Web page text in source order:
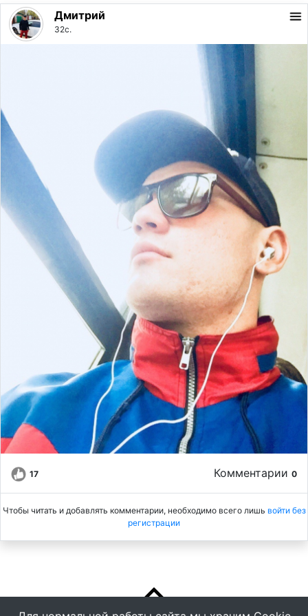
Дмитрий
32с.
17 Комментарии 0
Чтобы читать и добавлять комментарии, необходимо всего лишь войти без
регистрации